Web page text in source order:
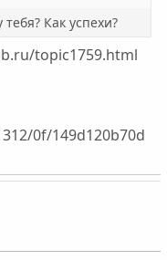
Как успехи?
topic1759.html
0f/149d120b70d